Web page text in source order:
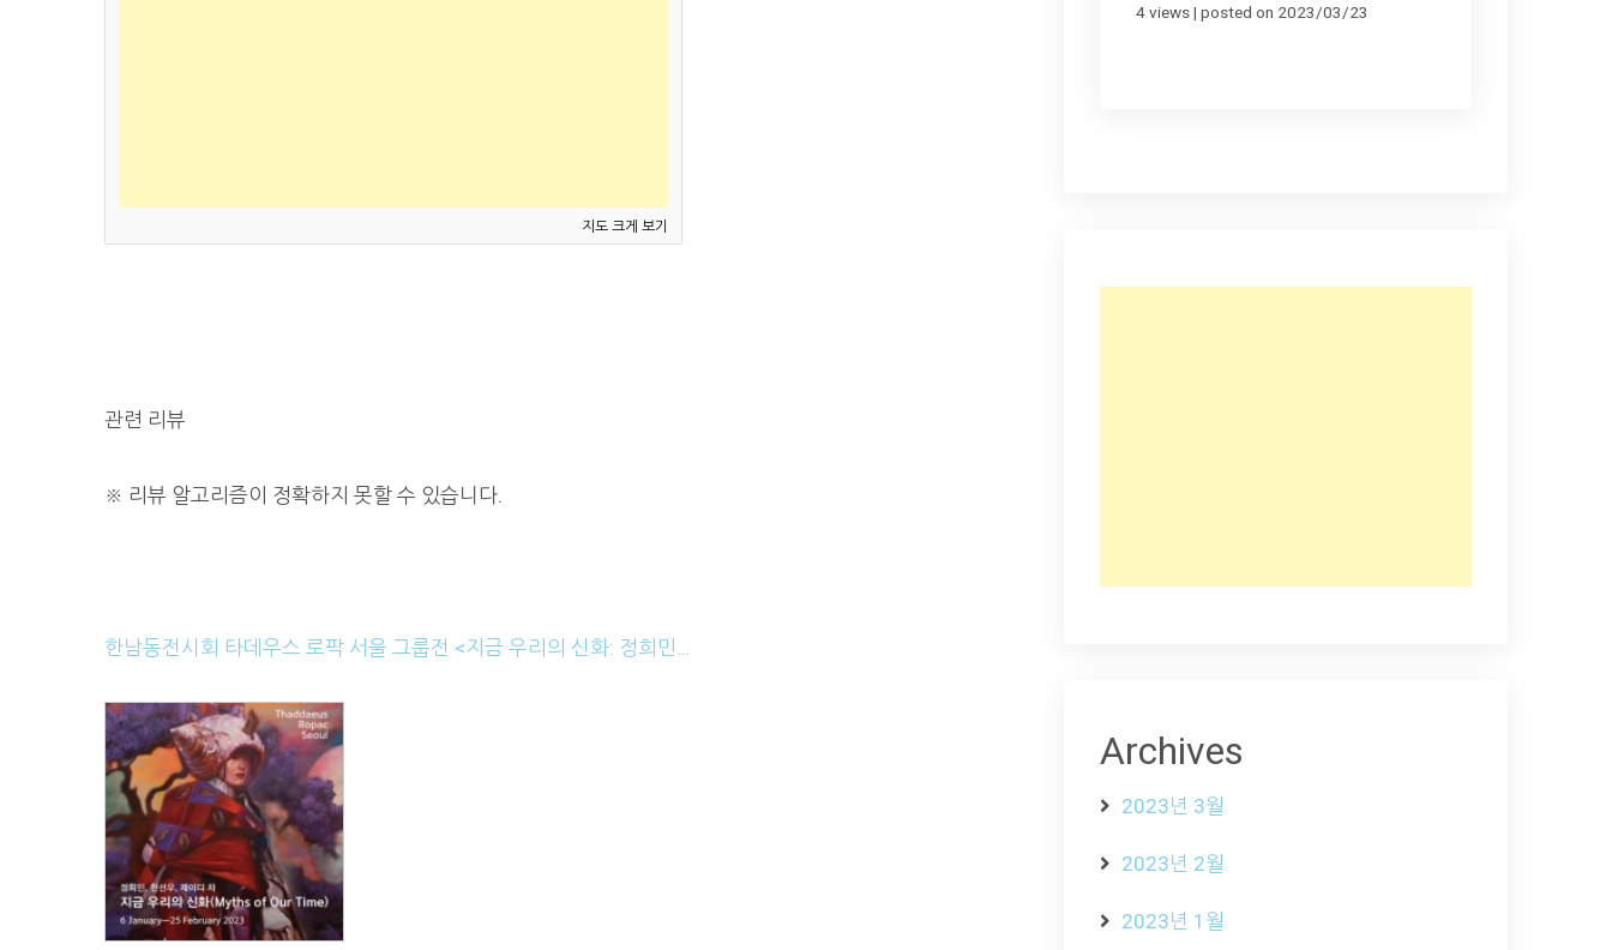
지도 크게 보기
관련 리뷰
※ 리뷰 알고리즘이 정확하지 못할 수 있습니다.
한남동전시회 타데우스 로팍 서울 그룹전 <지금 우리의 신화: 정희민…
4 views| posted on 2023/03/23
Archives
2023년 3월
2023년 2월
2023년 1월